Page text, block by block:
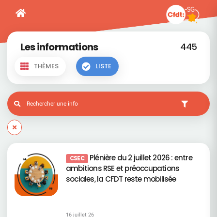
Les informations 445
THÈMES LISTE
CSEC Plénière du 2 juillet 2026 : entre
ambitions RSE et préoccupations
sociales, la CFDT reste mobilisée
16 juillet 26